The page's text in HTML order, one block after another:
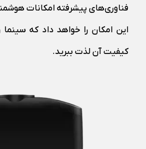
فناوری‌های پیشرفته امکانات
این امکان را خواهد داد که سینما
کیفیت آن لذت ببرید.